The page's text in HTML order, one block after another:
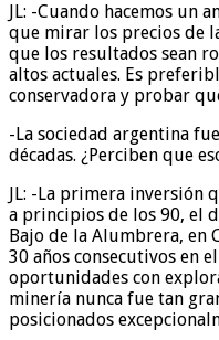
JL: -Cuando hacemos un
que mirar los precios de
que los resultados sean
altos actuales. Es
conservadora y probar
-La sociedad argentina
décadas. ¿Perciben que
JL: -La primera
a principios de los 90, el
Bajo de la Alumbrera, en
30 años consecutivos en
oportunidades con
minería nunca fue tan
posicionados